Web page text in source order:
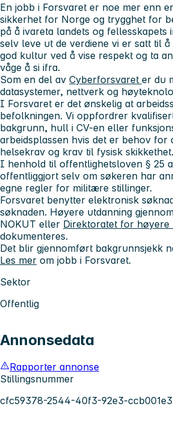
En jobb i Forsvaret er noe mer enn
sikkerhet for Norge og trygghet for
på å ivareta landets og
selv leve ut de verdiene vi er satt til
god kultur ved å vise respekt og ta
våge å si ifra.
Som en del av Cyberforsvaret er du
datasystemer, nettverk og
I Forsvaret er det ønskelig at
befolkningen. Vi oppfordrer
bakgrunn, hull i CV-en eller
arbeidsplassen hvis det er behov for
helsekrav og krav til fysisk skikkethet.
I henhold til offentlighetsloven § 25
offentliggjort selv om søkeren har
egne regler for militære stillinger.
Forsvaret benytter elektronisk
søknaden. Høyere utdanning
NOKUT eller Direktoratet for høyere
dokumenteres.
Det blir gjennomført bakgrunnsjekk
Les mer om jobb i Forsvaret.
Sektor
Offentlig
Annonsedata
Rapporter annonse
Stillingsnummer
cfc59378-2544-40f3-92e3-